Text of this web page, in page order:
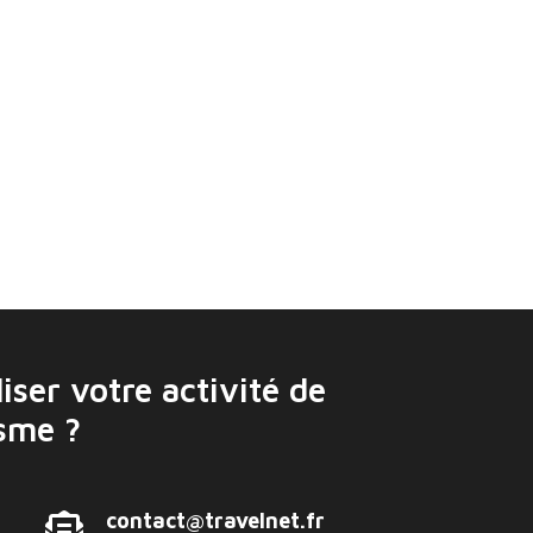
croisières de la Seine chaque année
votre activité de
?
contact@travelnet.fr